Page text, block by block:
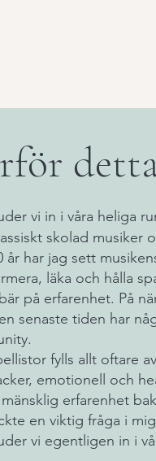
vi in i våra heliga
skolad musiker
år har jag sett
läka och hålla
på erfarenhet. På
senaste tiden har
fylls allt oftare
emotionell och
erfarenhet
en viktig fråga i
vi egentligen in i